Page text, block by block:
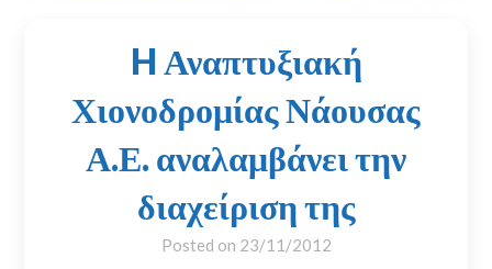
H Αναπτυξιακή
Χιονοδρομίας Νάουσας
Α.Ε. αναλαμβάνει την
διαχείριση της
Posted on 23/11/2012